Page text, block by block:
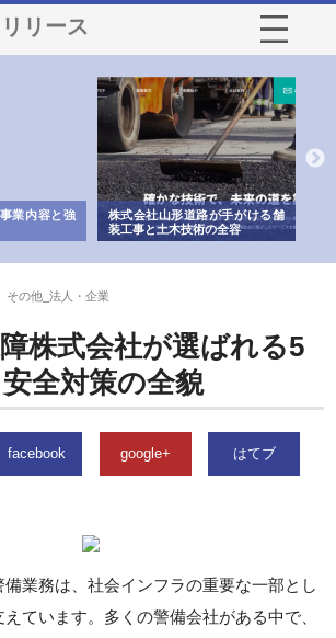
リース
業内容と強
株式会社山形道路が手がける舗
装工事と土木技術の全容
その他_法人・企業
株式会社が選ばれる5
全対策の全貌
facebook google+ はてブ
業務は、社会インフラの重要な一部とし
ています。多くの警備会社がある中で、